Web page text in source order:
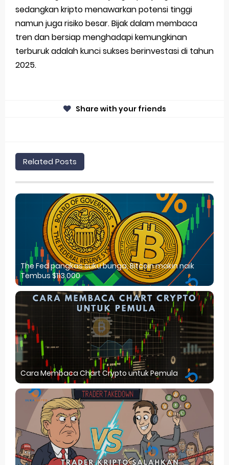
sedangkan kripto menawarkan potensi tinggi
namun juga risiko besar. Bijak dalam membaca
tren dan bersiap menghadapi kemungkinan
terburuk adalah kunci sukses berinvestasi di tahun
2025.
Share with your friends
Related Posts
The Fed pangkas suku bunga, Bitcoin makin naik
Tembus $113.000
Cara Membaca Chart Crypto untuk Pemula